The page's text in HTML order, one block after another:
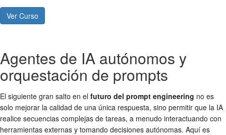
Ver Curso
Agentes de IA autónomos y
orquestación de prompts
El siguiente gran salto en el futuro del prompt engineering no es
solo mejorar la calidad de una única respuesta, sino permitir que la IA
realice secuencias complejas de tareas, a menudo interactuando con
herramientas externas y tomando decisiones autónomas. Aquí es